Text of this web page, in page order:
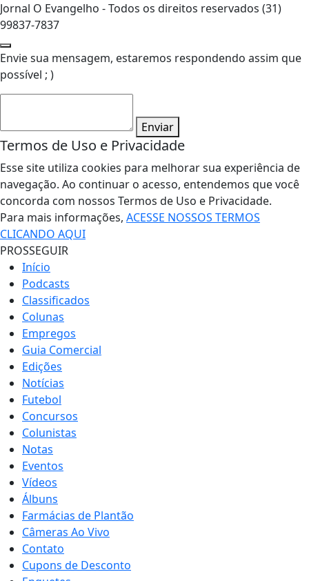
Jornal O Evangelho - Todos os direitos reservados (31)
99837-7837
Envie sua mensagem, estaremos respondendo assim que
possível ; )
Enviar
Termos de Uso e Privacidade
Esse site utiliza cookies para melhorar sua experiência de
navegação. Ao continuar o acesso, entendemos que você
concorda com nossos Termos de Uso e Privacidade.
Para mais informações, ACESSE NOSSOS TERMOS
CLICANDO AQUI
PROSSEGUIR
Início
Podcasts
Classificados
Colunas
Empregos
Guia Comercial
Edições
Notícias
Futebol
Concursos
Colunistas
Notas
Eventos
Vídeos
Álbuns
Farmácias de Plantão
Câmeras Ao Vivo
Contato
Cupons de Desconto